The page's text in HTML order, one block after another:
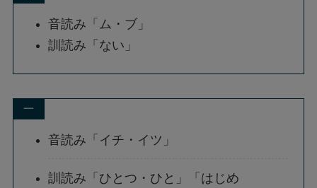
音読み「ム・ブ」
訓読み「ない」
一
音読み「イチ・イツ」
訓読み「ひとつ・ひと」「はじめ